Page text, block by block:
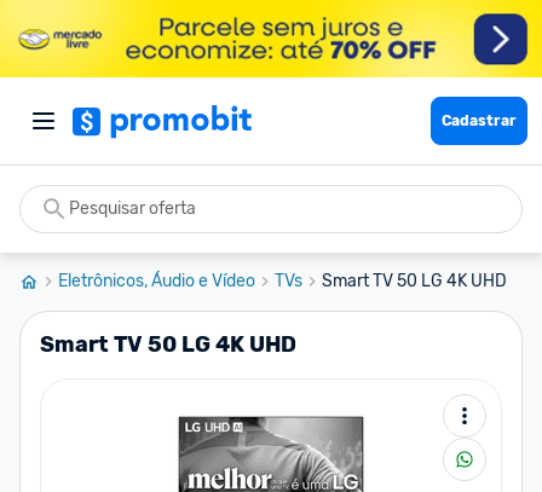
Cadastrar
Eletrônicos, Áudio e Vídeo TVs Smart TV 50 LG 4K UHD
Smart TV 50 LG 4K UHD